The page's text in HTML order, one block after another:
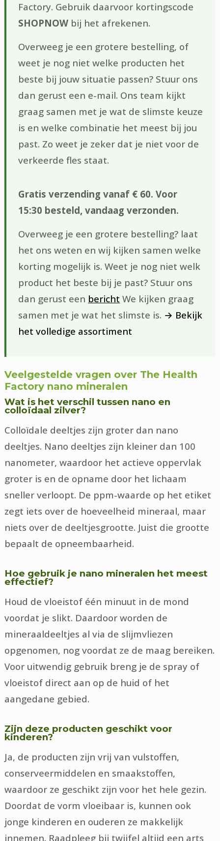
Factory. Gebruik daarvoor kortingscode
SHOPNOW bij het afrekenen.
Overweeg je een grotere bestelling, of
weet je nog niet welke producten het
beste bij jouw situatie passen? Stuur ons
dan gerust een e-mail. Ons team kijkt
graag samen met je wat de slimste keuze
is en welke combinatie het meest bij jou
past. Zo weet je zeker dat je niet voor de
verkeerde fles staat.
Gratis verzending vanaf € 60. Voor
15:30 besteld, vandaag verzonden.
Overweeg je een grotere bestelling? laat
het ons weten en wij kijken samen welke
korting mogelijk is. Weet je nog niet welk
product het beste bij je past? Stuur ons
dan gerust een bericht We kijken graag
samen met je wat het slimste is. → Bekijk
het volledige assortiment
Veelgestelde vragen over The Health
Factory nano mineralen
Wat is het verschil tussen nano en
colloïdaal zilver?
Colloïdale deeltjes zijn groter dan nano
deeltjes. Nano deeltjes zijn kleiner dan 100
nanometer, waardoor het actieve oppervlak
groter is en de opname door het lichaam
sneller verloopt. De ppm-waarde op het etiket
zegt iets over de hoeveelheid mineraal, maar
niets over de deeltjesgrootte. Juist die grootte
bepaalt de opneembaarheid.
Hoe gebruik je nano mineralen het meest
effectief?
Houd de vloeistof één minuut in de mond
voordat je slikt. Daardoor worden de
mineraaldeeltjes al via de slijmvliezen
opgenomen, nog voordat ze de maag bereiken.
Voor uitwendig gebruik breng je de spray of
vloeistof direct aan op de huid of het
aangedane gebied.
Zijn deze producten geschikt voor
kinderen?
Ja, de producten zijn vrij van vulstoffen,
conserveermiddelen en smaakstoffen,
waardoor ze geschikt zijn voor het hele gezin.
Doordat de vorm vloeibaar is, kunnen ook
jonge kinderen en ouderen ze makkelijk
innemen. Raadpleeg bij twijfel altijd een arts